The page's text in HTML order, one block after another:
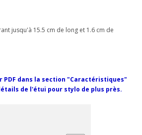
jusqu'à 15.5 cm de long et 1.6 cm de
PDF dans la section "Caractéristiques"
de l'étui pour stylo de plus près.